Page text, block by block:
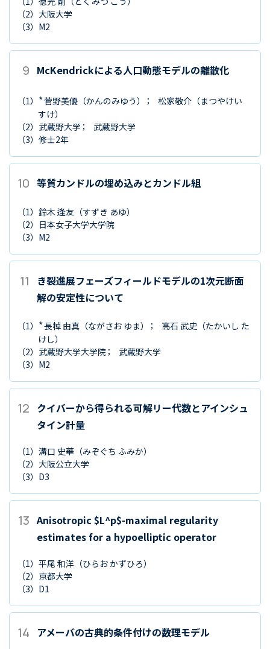
（2） 大阪大学
（3） M2
9 McKendrickによる人口動態モデルの離散化
（1） *菅野美優 （かんのみゆう） 松家敬介 （まつやけい
すけ）
（2） 武蔵野大学
武蔵野大学
（3） 修士2年
10 等質カンドルの埋め込みとカンドル組
（1） 鈴木 逢友 （すずき あゆ）
（2） 日本女子大学大学院
（3） M2
11
き裂進展フェーズフィールドモデルの1次元断面
解の安定性について
（1） *長棹 由真 （ながさお ゆま） 高石 武史 （たかいし た
けし）
（2） 武蔵野大学大学院
武蔵野大学
（3） M2
12 クイバーから得られる可解リー代数とアインシュ
タイン計量
（1） 溝口 史華 （みぞぐち ふみか）
（2） 大阪公立大学
（3） D3
13 Anisotropic $L^p$-maximal regularity
estimates for a hypoelliptic operator
（1） 平尾 和洋 （ひらお かずひろ）
（2） 京都大学
（3） D1
14 アメーバの古典的条件付けの数理モデル